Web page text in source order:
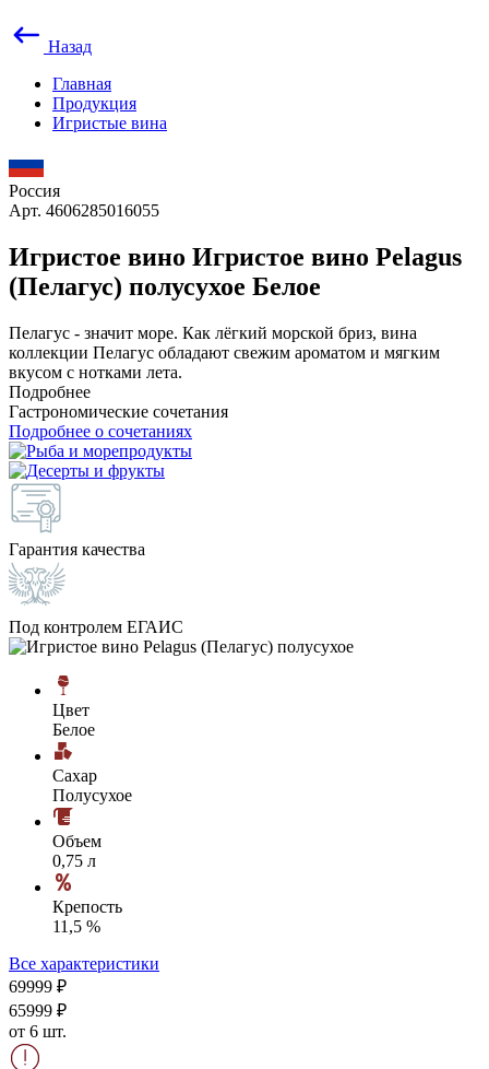
Назад
Главная
Продукция
Игристые вина
Россия
Арт. 4606285016055
Игристое вино Игристое вино Pelagus
(Пелагус) полусухое Белое
Пелагус - значит море. Как лёгкий морской бриз, вина
коллекции Пелагус обладают свежим ароматом и мягким
вкусом с нотками лета.
Подробнее
Гастрономические сочетания
Подробнее о сочетаниях
Гарантия качества
Под контролем ЕГАИС
Цвет
Белое
Сахар
Полусухое
Объем
0,75 л
Крепость
11,5 %
Все характеристики
69999 ₽
65999 ₽
от 6 шт.